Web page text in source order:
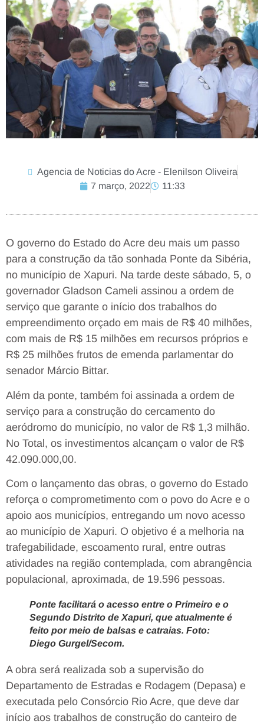
Agencia de Noticias do Acre - Elenilson Oliveira
7 março, 2022
11:33
O governo do Estado do Acre deu mais um passo
para a construção da tão sonhada Ponte da Sibéria,
no município de Xapuri. Na tarde deste sábado, 5, o
governador Gladson Cameli assinou a ordem de
serviço que garante o início dos trabalhos do
empreendimento orçado em mais de R$ 40 milhões,
com mais de R$ 15 milhões em recursos próprios e
R$ 25 milhões frutos de emenda parlamentar do
senador Márcio Bittar.
Além da ponte, também foi assinada a ordem de
serviço para a construção do cercamento do
aeródromo do município, no valor de R$ 1,3 milhão.
No Total, os investimentos alcançam o valor de R$
42.090.000,00.
Com o lançamento das obras, o governo do Estado
reforça o comprometimento com o povo do Acre e o
apoio aos municípios, entregando um novo acesso
ao município de Xapuri. O objetivo é a melhoria na
trafegabilidade, escoamento rural, entre outras
atividades na região contemplada, com abrangência
populacional, aproximada, de 19.596 pessoas.
Ponte facilitará o acesso entre o Primeiro e o
Segundo Distrito de Xapuri, que atualmente é
feito por meio de balsas e catraias. Foto:
Diego Gurgel/Secom.
A obra será realizada sob a supervisão do
Departamento de Estradas e Rodagem (Depasa) e
executada pelo Consórcio Rio Acre, que deve dar
início aos trabalhos de construção do canteiro de